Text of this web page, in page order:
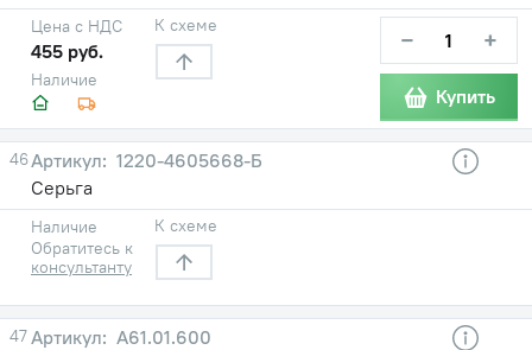
Наличие
Цена с НДС
455 руб.
К схеме − +
Купить
46
1220-4605668-Б
Серьга
Наличие
Обратитесь к
консультанту
К схеме
47
А61.01.600